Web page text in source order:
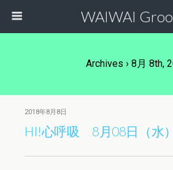
WAIWAI
Archives › 8月 8th,
2018年8月8日
HI!心呼吸 8月08日（水）